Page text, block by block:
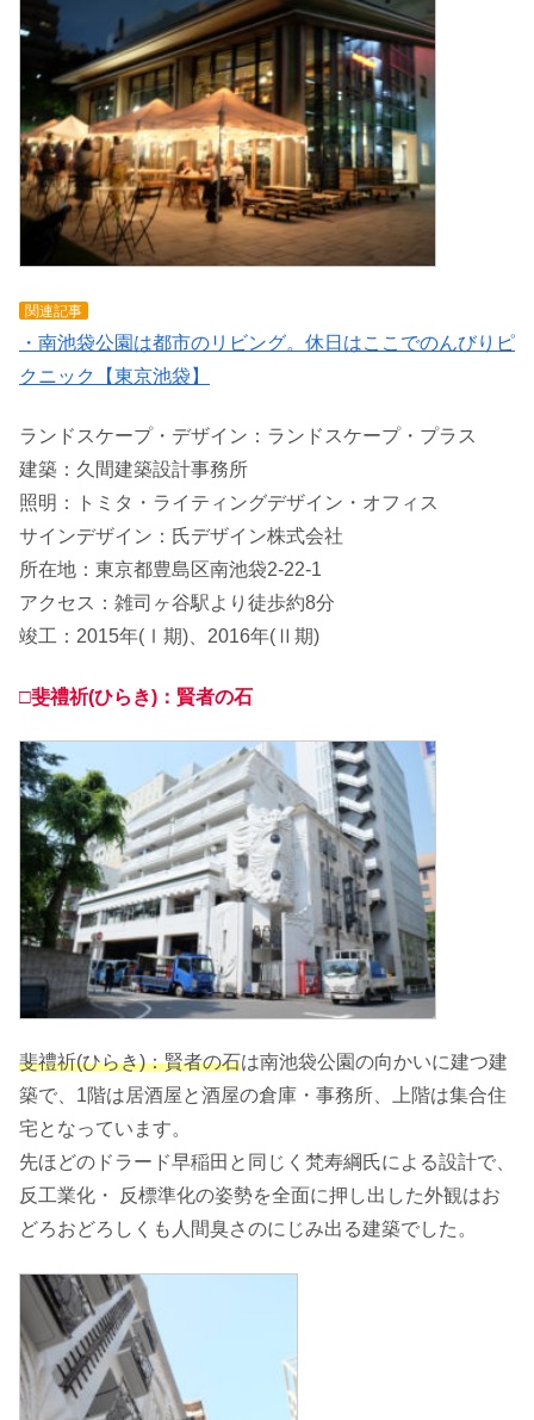
関連記事
・南池袋公園は都市のリビング。休日はここでのんびりピ
クニック【東京池袋】
ランドスケープ・デザイン：ランドスケープ・プラス
建築：久間建築設計事務所
照明：トミタ・ライティングデザイン・オフィス
サインデザイン：氏デザイン株式会社
所在地：東京都豊島区南池袋2-22-1
アクセス：雑司ヶ谷駅より徒歩約8分
竣工：2015年(Ⅰ期)、2016年(Ⅱ期)
□斐禮祈(ひらき)：賢者の石
斐禮祈(ひらき)：賢者の石は南池袋公園の向かいに建つ建
築で、1階は居酒屋と酒屋の倉庫・事務所、上階は集合住
宅となっています。
先ほどのドラード早稲田と同じく梵寿綱氏による設計で、
反工業化・ 反標準化の姿勢を全面に押し出した外観はお
どろおどろしくも人間臭さのにじみ出る建築でした。